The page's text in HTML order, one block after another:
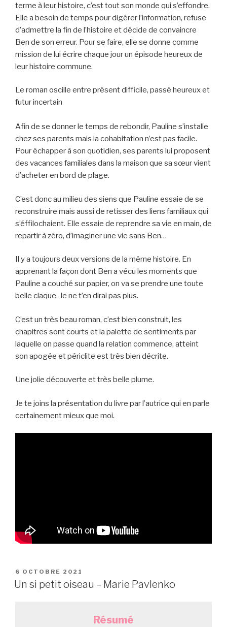
terme à leur histoire, c’est tout son monde qui s’effondre.
Elle a besoin de temps pour digérer l’information, refuse
d’admettre la fin de l’histoire et décide de convaincre
Ben de son erreur. Pour se faire, elle se donne comme
mission de lui écrire chaque jour un épisode heureux de
leur histoire commune.
Le roman oscille entre présent difficile, passé heureux et
futur incertain
Afin de se donner le temps de rebondir, Pauline s’installe
chez ses parents mais la cohabitation n’est pas facile.
Pour échapper à son quotidien, ses parents lui proposent
des vacances familiales dans la maison que sa sœur vient
d’acheter en bord de plage.
C’est donc au milieu des siens que Pauline essaie de se
reconstruire mais aussi de retisser des liens familiaux qui
s’éffilochaient. Elle essaie de reprendre sa vie en main, de
repartir à zéro, d’imaginer une vie sans Ben…
Il y a toujours deux versions de la même histoire. En
apprenant la façon dont Ben a vécu les moments que
Pauline a couché sur papier, on va se prendre une toute
belle claque. Je ne t’en dirai pas plus.
C’est un très beau roman, c’est bien construit, les
chapitres sont courts et la palette de sentiments par
laquelle on passe quand la relation commence, atteint
son apogée et périclite est très bien décrite.
Une jolie découverte et très belle plume.
Je te joins la présentation du livre par l’autrice qui en parle
certainement mieux que moi.
PUBLIÉ
LE
6 OCTOBRE 2021
Un si petit oiseau – Marie Pavlenko
Résumé